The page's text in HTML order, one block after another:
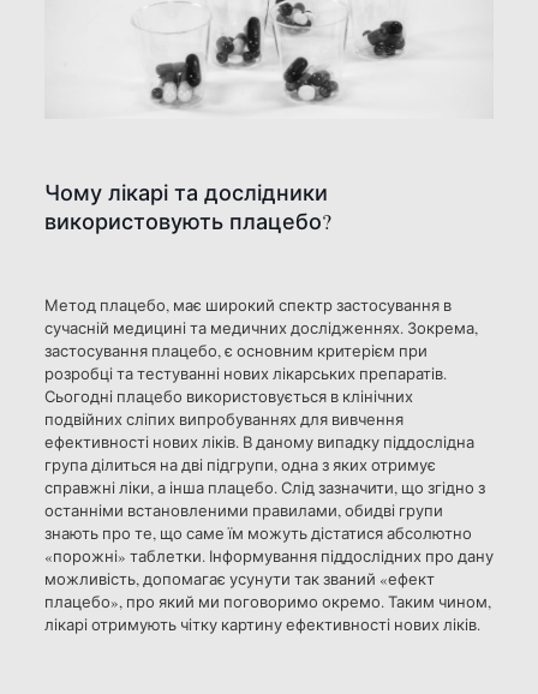
Чому лікарі та дослідники
використовують плацебо?
Метод плацебо, має широкий спектр застосування в
сучасній медицині та медичних дослідженнях. Зокрема,
застосування плацебо, є основним критерієм при
розробці та тестуванні нових лікарських препаратів.
Сьогодні плацебо використовується в клінічних
подвійних сліпих випробуваннях для вивчення
ефективності нових ліків. В даному випадку піддослідна
група ділиться на дві підгрупи, одна з яких отримує
справжні ліки, а інша плацебо. Слід зазначити, що згідно з
останніми встановленими правилами, обидві групи
знають про те, що саме їм можуть дістатися абсолютно
«порожні» таблетки. Інформування піддослідних про дану
можливість, допомагає усунути так званий «ефект
плацебо», про який ми поговоримо окремо. Таким чином,
лікарі отримують чітку картину ефективності нових ліків.